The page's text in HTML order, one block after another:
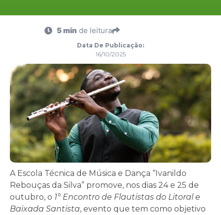
5 min de leitura
Data De Publicação:
16/10/2025
A Escola Técnica de Música e Dança “Ivanildo
Rebouças da Silva” promove, nos dias 24 e 25 de
outubro, o 1° Encontro de Flautistas do Litoral e
Baixada Santista, evento que tem como objetivo